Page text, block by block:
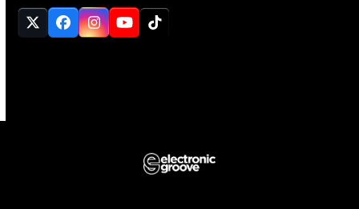
Twitter
(deprecated)
Facebook
Instagram
YouTube
Tiktok